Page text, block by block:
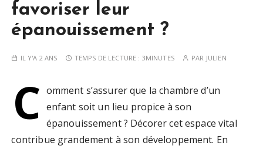
favoriser leur
épanouissement ?
IL Y'A 2 ANS TEMPS DE LECTURE : 3MINUTES PAR JULIEN
C omment s’assurer que la chambre d’un
enfant soit un lieu propice à son
épanouissement ? Décorer cet espace vital
contribue grandement à son développement. En